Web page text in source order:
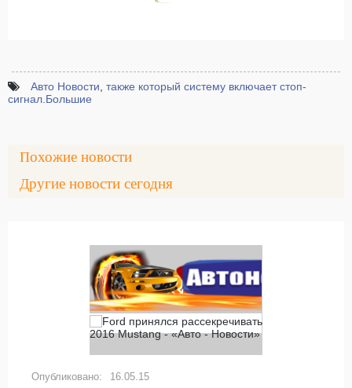
Авто Новости также который систему включает стоп-
сигнал.Большие
Похожие новости
Другие новости сегодня
16.05.15